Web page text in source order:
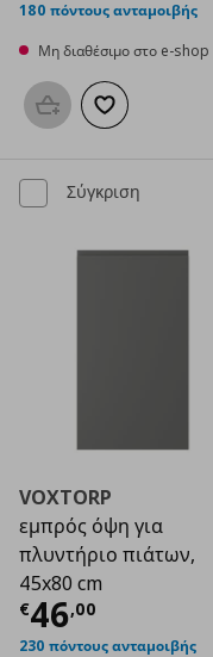
180 πόντους ανταμοιβής
Μη διαθέσιμο στο e-shop
Προσθήκη στο καλάθι
Προσθήκη στα
Σύγκριση
VOXTORP
εμπρός όψη για
πλυντήριο πιάτων,
45x80 cm
€46,00
Τρέχουσα
230 πόντους ανταμοιβής